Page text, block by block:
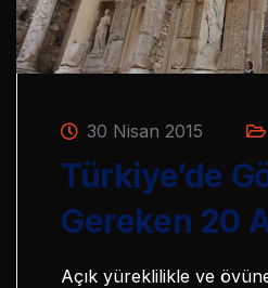
30 Nisan 2015
Türkiye’de
Gereken 20
Açık yüreklilikle ve